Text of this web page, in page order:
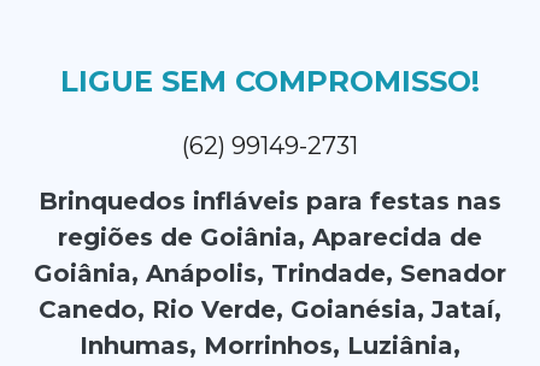
LIGUE SEM COMPROMISSO!
(62) 99149-2731
Brinquedos infláveis para festas nas
regiões de Goiânia, Aparecida de
Goiânia, Anápolis, Trindade, Senador
Canedo, Rio Verde, Goianésia, Jataí,
Inhumas, Morrinhos, Luziânia,